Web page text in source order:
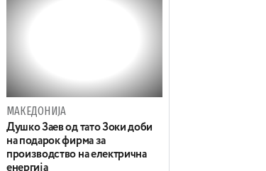
МАКЕДОНИЈА
Душко Заев од тато Зоки доби
на подарок фирма за
производство на електрична
енергија